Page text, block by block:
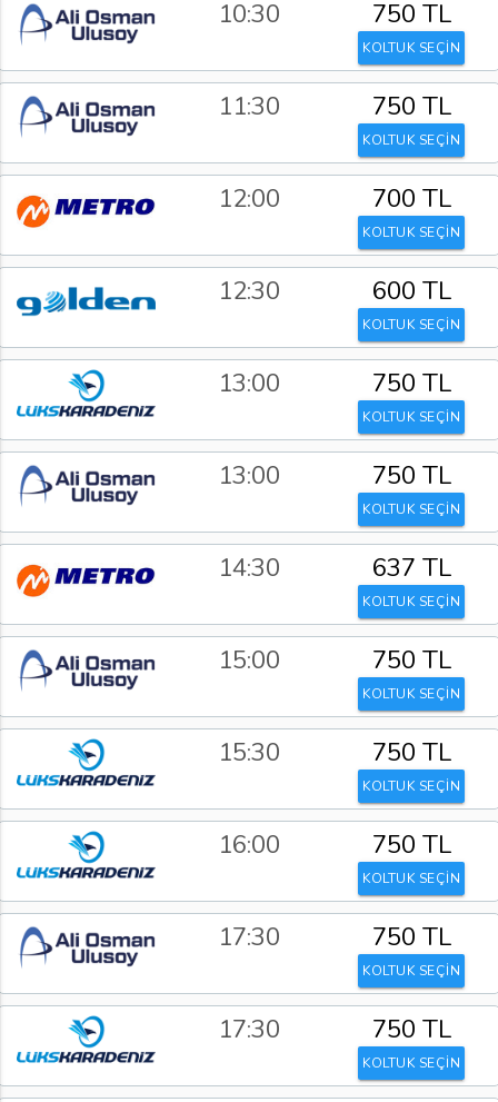
10:30 750 TL
KOLTUK SEÇİN
11:30 750 TL
KOLTUK SEÇİN
12:00 700 TL
KOLTUK SEÇİN
12:30 600 TL
KOLTUK SEÇİN
13:00 750 TL
KOLTUK SEÇİN
13:00 750 TL
KOLTUK SEÇİN
14:30 637 TL
KOLTUK SEÇİN
15:00 750 TL
KOLTUK SEÇİN
15:30 750 TL
KOLTUK SEÇİN
16:00 750 TL
KOLTUK SEÇİN
17:30 750 TL
KOLTUK SEÇİN
17:30 750 TL
KOLTUK SEÇİN